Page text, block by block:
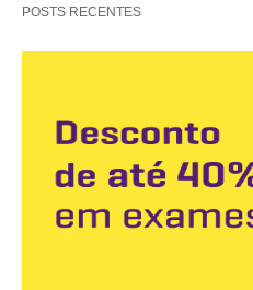
POSTS RECENTES